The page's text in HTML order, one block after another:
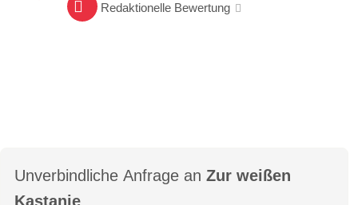
Redaktionelle Bewertung
Unverbindliche Anfrage an Zur weißen
Kastanie